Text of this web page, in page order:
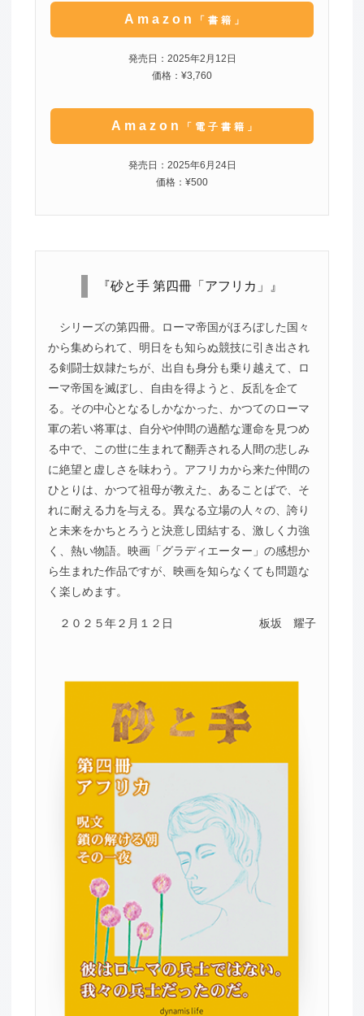
Amazon 「書籍」
発売日：2025年2月12日
価格：¥3,760
Amazon 「電子書籍」
発売日：2025年6月24日
価格：¥500
『砂と手 第四冊「アフリカ」』
シリーズの第四冊。ローマ帝国がほろぼした国々
から集められて、明日をも知らぬ競技に引き出され
る剣闘士奴隷たちが、出自も身分も乗り越えて、ロ
ーマ帝国を滅ぼし、自由を得ようと、反乱を企て
る。その中心となるしかなかった、かつてのローマ
軍の若い将軍は、自分や仲間の過酷な運命を見つめ
る中で、この世に生まれて翻弄される人間の悲しみ
に絶望と虚しさを味わう。アフリカから来た仲間の
ひとりは、かつて祖母が教えた、あることばで、そ
れに耐える力を与える。異なる立場の人々の、誇り
と未来をかちとろうと決意し団結する、激しく力強
く、熱い物語。映画「グラディエーター」の感想か
ら生まれた作品ですが、映画を知らなくても問題な
く楽しめます。
２０２５年２月１２日 板坂 耀子